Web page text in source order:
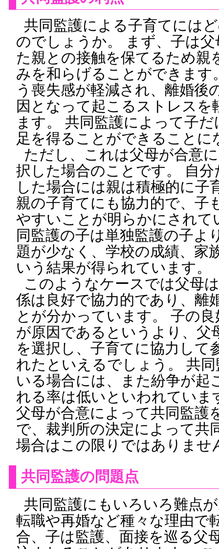
共同監護による子育てには
のでしょうか。 まず、子は
た親との接触を保てるため親
みを和らげることができます
う喪失感が軽減され、離婚後
因となって起こるストレス
ます。 共同監護によって子
足を得ることができることに
ただし、これは父母が合意
択した場合のことです。 自
した場合には親は積極的に子
親の子育てにも協力的で、子
やすいことが明らかにされて
同監護の子は単独監護の子よ
題が少なく、学校の成績、家
いう結果が得られています。
このようなケースでは父母
係は良好で協力的であり、離
とが分かっています。 子の
が原因であるというより、父
を選択し、子育てに協力して
れたといえるでしょう。 共
いる場合には、また紛争が起
れる率は低いといわれていま
父母が合意によって共同監護
で、裁判所の決定によって共
場合はこの限りではありませ
共同監護の問題点
共同監護にもいろいろ難点
転職や再婚など種々な理由で
合、子は監護、面接を巡る父